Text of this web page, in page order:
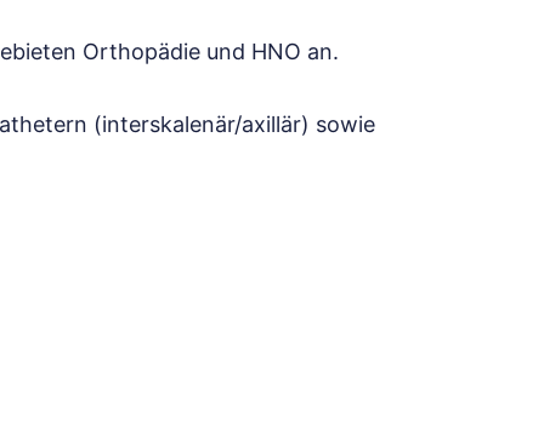
Orthopädie und HNO an.
(interskalenär/axillär) sowie